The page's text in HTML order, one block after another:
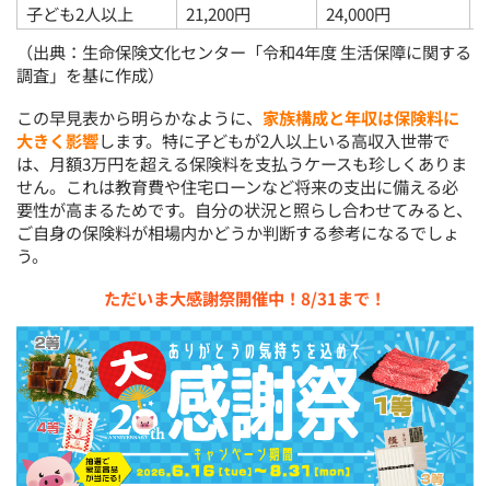
子ども2人以上
21,200円 24,000円
（出典：生命保険文化センター「令和4年度 生活保障に関する
調査」を基に作成）
この早見表から明らかなように、 家族構成と年収は保険料に
大きく影響します。特に子どもが2人以上いる高収入世帯で
は、月額3万円を超える保険料を支払うケースも珍しくありま
せん。これは教育費や住宅ローンなど将来の支出に備える必
要性が高まるためです。自分の状況と照らし合わせてみると、
ご自身の保険料が相場内かどうか判断する参考になるでしょ
う。
ただいま大感謝祭開催中！8/31まで！